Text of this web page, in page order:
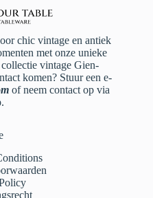
chic vintage en antiek
met onze unieke
vintage Gien-
komen? Stuur een e-
of neem contact op via